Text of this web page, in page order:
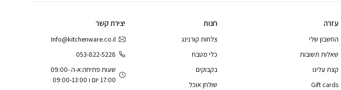
עזרה
החשבון שלי
שאלות תשובות
קצת עלינו
Gift cards
חנות
צלחות קורנינג
כלי מטבח
בקבוקים
שולחן אוכל
יצירת קשר
Info@kitchenware.co.il
053-822-5228
שעות פתיחה:א-ה 09:00-
17:00 יום ו 09:00-13:00